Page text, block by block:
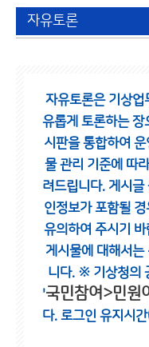
자유토론
자유토론은 기상업
유롭게 토론하는 장
시판을 통합하여
물 관리 기준에 따
려드립니다. 게시글
인정보가 포함될
유의하여 주시기 바
게시물에 대해서는
니다. ※ 기상청의
'국민참여>민원
다. 로그인 유지시